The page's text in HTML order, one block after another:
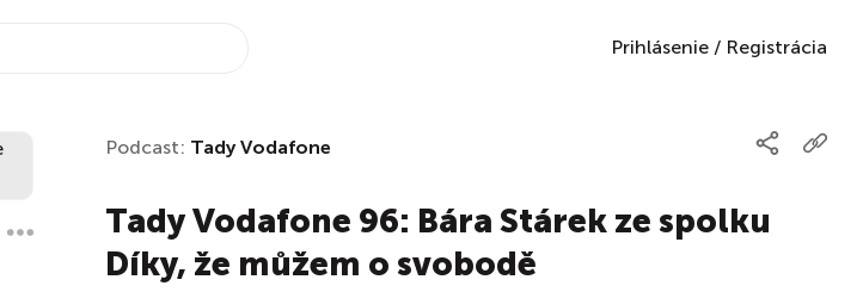
Prihlásenie / Registrácia
Podcast: Tady Vodafone
Tady Vodafone 96: Bára Stárek ze spolku
Díky, že můžem o svobodě